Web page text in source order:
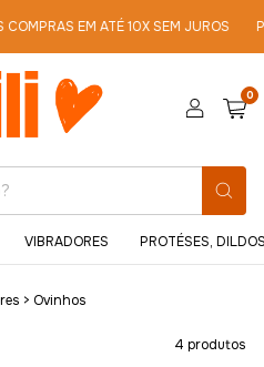
EM ATÉ 10X SEM JUROS
0
VIBRADORES PROTÉSES,
> Ovinhos
4 produtos